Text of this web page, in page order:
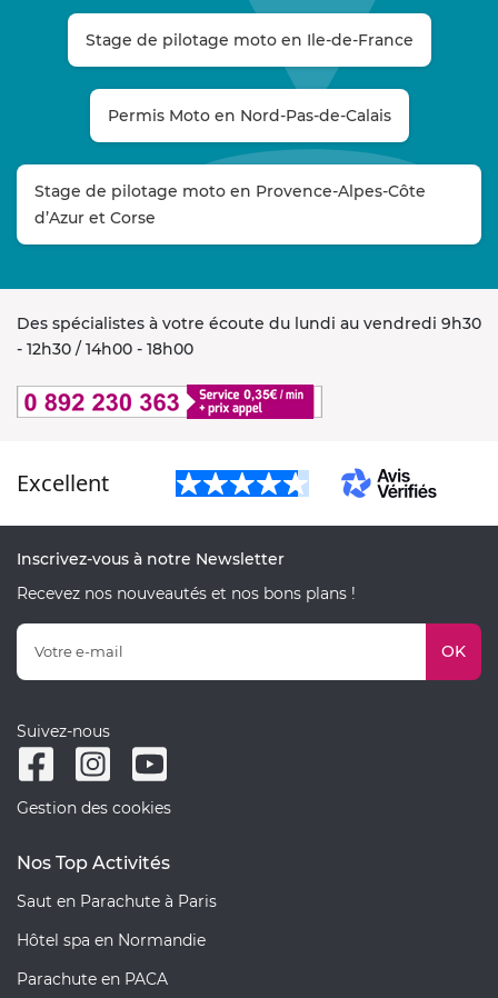
Stage de pilotage moto en Ile-de-France
Permis Moto en Nord-Pas-de-Calais
Stage de pilotage moto en Provence-Alpes-Côte
d’Azur et Corse
Des spécialistes à votre écoute du lundi au vendredi 9h30
- 12h30 / 14h00 - 18h00
Excellent
Inscrivez-vous à notre Newsletter
Recevez nos nouveautés et nos bons plans !
OK
Suivez-nous
Gestion des cookies
Nos Top Activités
Saut en Parachute à Paris
Hôtel spa en Normandie
Parachute en PACA